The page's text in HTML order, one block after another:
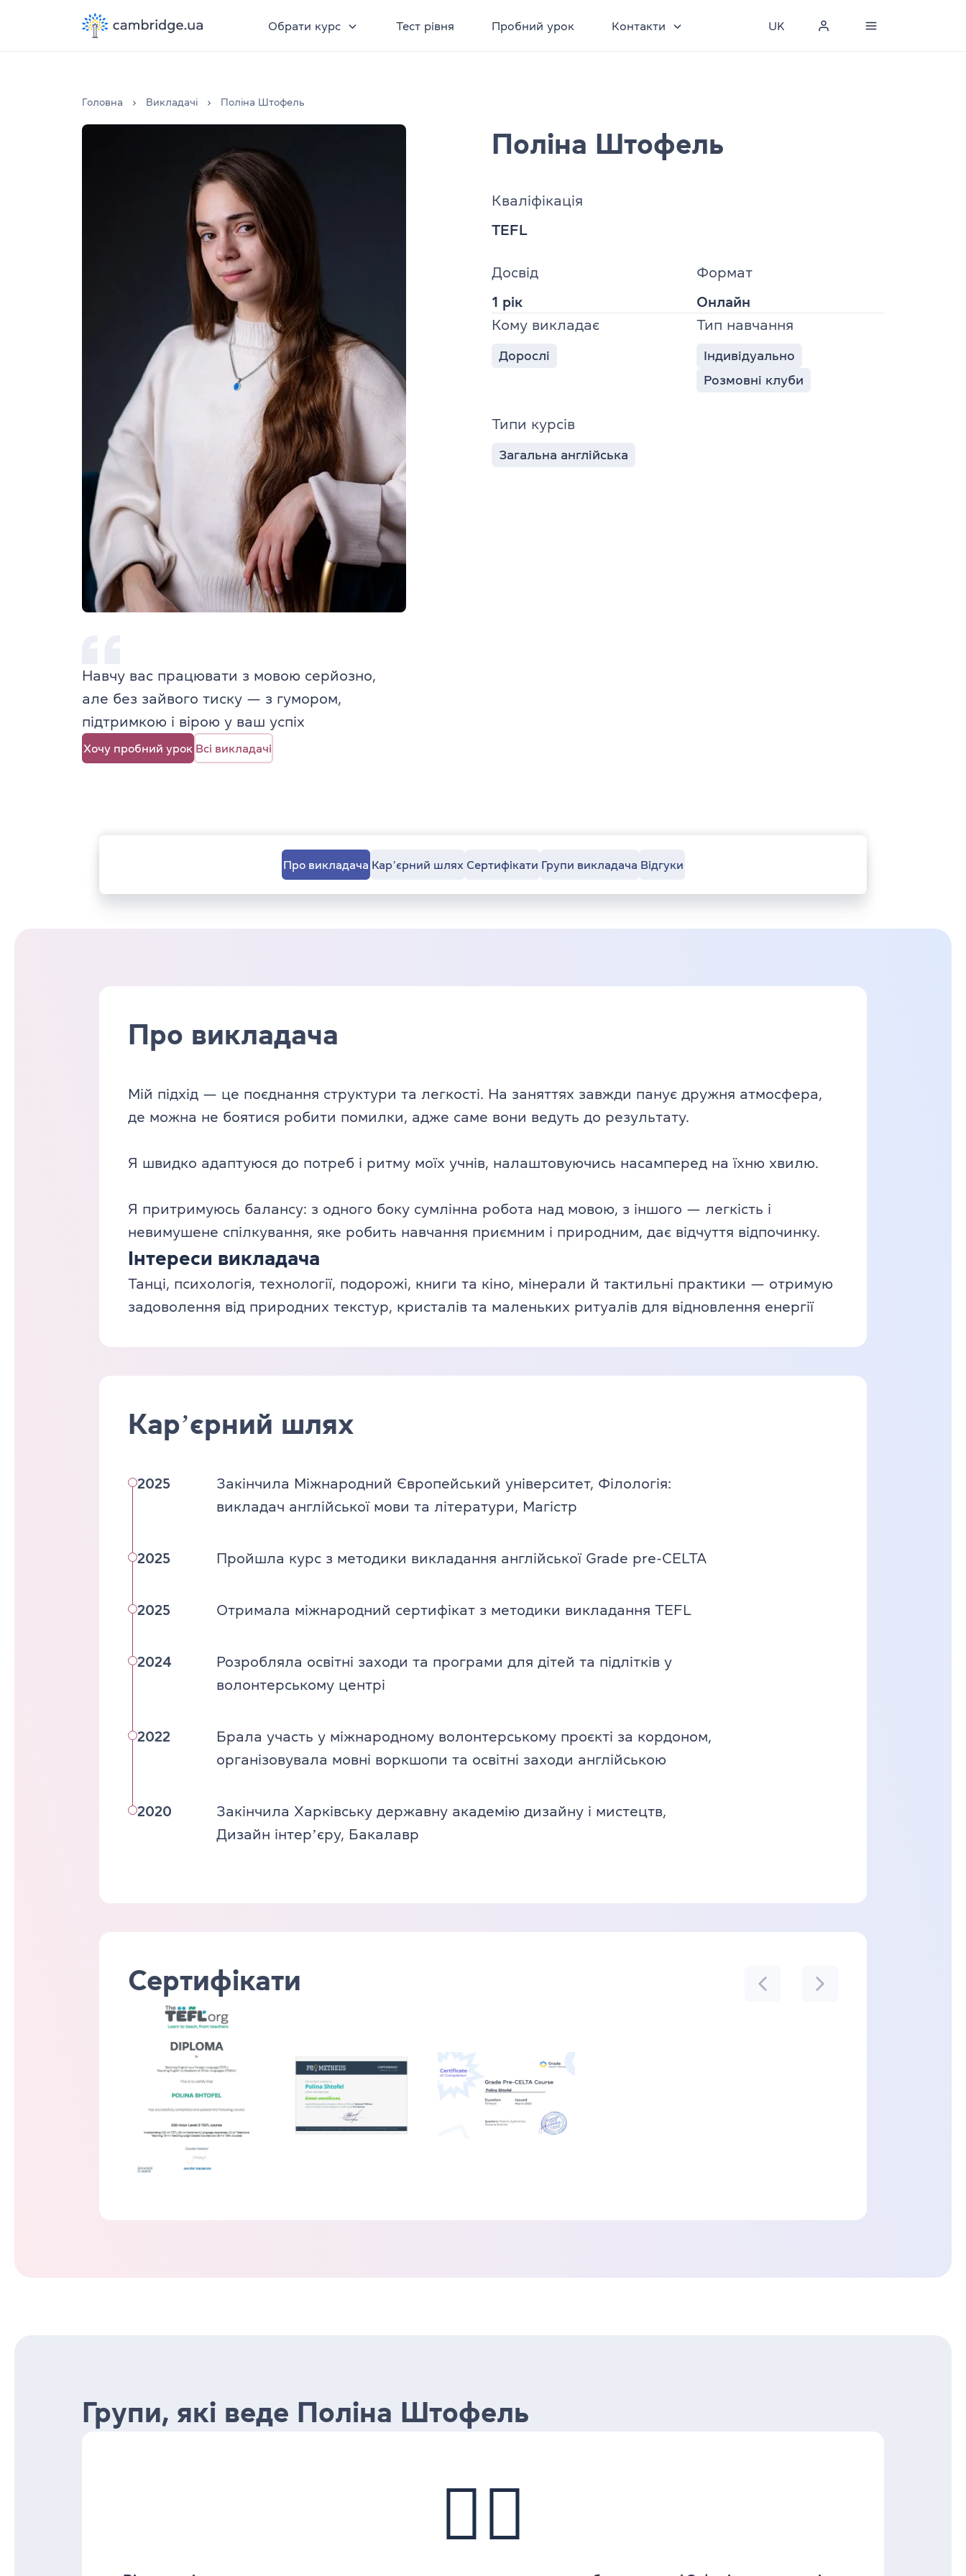
Обрати курс Тест рівня Пробний урок Контакти UK
Головна Викладачі Поліна Штофель
Навчу вас працювати з мовою серйозно,
але без зайвого тиску — з гумором,
підтримкою і вірою у ваш успіх
Хочу пробний урок Всі викладачі
Поліна Штофель
Кваліфікація
TEFL
Досвід
1 рік
Формат
Онлайн
Кому викладає
Дорослі
Тип навчання
Індивідуально
Розмовні клуби
Типи курсів
Загальна англійська
Про викладача Карʼєрний шлях Сертифікати Групи викладача Відгуки
Про викладача
Мій підхід — це поєднання структури та легкості. На заняттях завжди панує дружня атмосфера,
де можна не боятися робити помилки, адже саме вони ведуть до результату.
Я швидко адаптуюся до потреб і ритму моїх учнів, налаштовуючись насамперед на їхню хвилю.
Я притримуюсь балансу: з одного боку сумлінна робота над мовою, з іншого — легкість і
невимушене спілкування, яке робить навчання приємним і природним, дає відчуття відпочинку.
Інтереси викладача
Танці, психологія, технології, подорожі, книги та кіно, мінерали й тактильні практики — отримую
задоволення від природних текстур, кристалів та маленьких ритуалів для відновлення енергії
Карʼєрний шлях
2025
Закінчила Міжнародний Європейський університет, Філологія:
викладач англійської мови та літератури, Магістр
2025 Пройшла курс з методики викладання англійської Grade pre-CELTA
2025 Отримала міжнародний сертифікат з методики викладання TEFL
2024
Розробляла освітні заходи та програми для дітей та підлітків у
волонтерському центрі
2022
Брала участь у міжнародному волонтерському проєкті за кордоном,
організовувала мовні воркшопи та освітні заходи англійською
2020
Закінчила Харківську державну академію дизайну і мистецтв,
Дизайн інтерʼєру, Бакалавр
Сертифікати
Групи, які веде Поліна Штофель
🤷‍♀️